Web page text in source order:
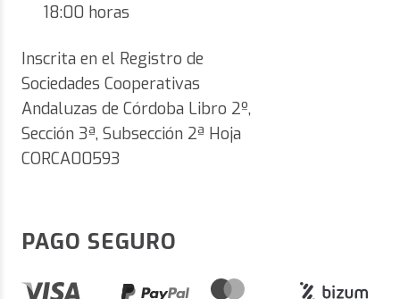
18:00 horas
Inscrita en el Registro de
Sociedades Cooperativas
Andaluzas de Córdoba Libro 2º,
Sección 3ª, Subsección 2ª Hoja
CORCA00593
PAGO SEGURO